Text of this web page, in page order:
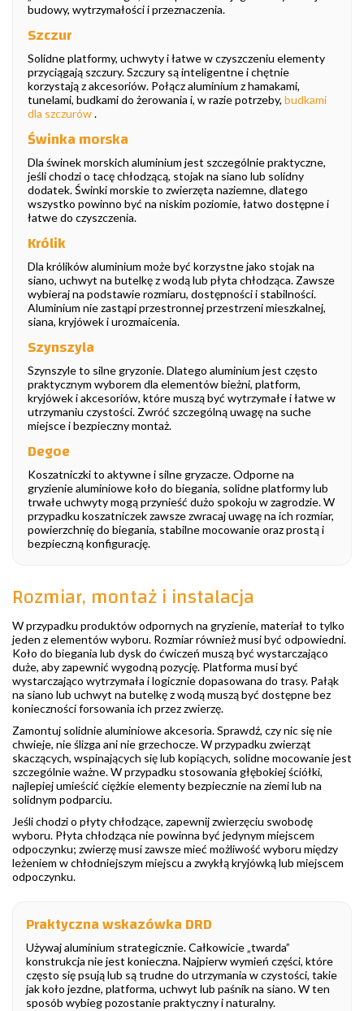
budowy, wytrzymałości i przeznaczenia.
Szczur
Solidne platformy, uchwyty i łatwe w czyszczeniu elementy
przyciągają szczury. Szczury są inteligentne i chętnie
korzystają z akcesoriów. Połącz aluminium z hamakami,
tunelami, budkami do żerowania i, w razie potrzeby, budkami
dla szczurów.
Świnka morska
Dla świnek morskich aluminium jest szczególnie praktyczne,
jeśli chodzi o tacę chłodzącą, stojak na siano lub solidny
dodatek. Świnki morskie to zwierzęta naziemne, dlatego
wszystko powinno być na niskim poziomie, łatwo dostępne i
łatwe do czyszczenia.
Królik
Dla królików aluminium może być korzystne jako stojak na
siano, uchwyt na butelkę z wodą lub płyta chłodząca. Zawsze
wybieraj na podstawie rozmiaru, dostępności i stabilności.
Aluminium nie zastąpi przestronnej przestrzeni mieszkalnej,
siana, kryjówek i urozmaicenia.
Szynszyla
Szynszyle to silne gryzonie. Dlatego aluminium jest często
praktycznym wyborem dla elementów bieżni, platform,
kryjówek i akcesoriów, które muszą być wytrzymałe i łatwe w
utrzymaniu czystości. Zwróć szczególną uwagę na suche
miejsce i bezpieczny montaż.
Degoe
Koszatniczki to aktywne i silne gryzacze. Odporne na
gryzienie aluminiowe koło do biegania, solidne platformy lub
trwałe uchwyty mogą przynieść dużo spokoju w zagrodzie. W
przypadku koszatniczek zawsze zwracaj uwagę na ich rozmiar,
powierzchnię do biegania, stabilne mocowanie oraz prostą i
bezpieczną konfigurację.
Rozmiar, montaż i instalacja
W przypadku produktów odpornych na gryzienie, materiał to tylko
jeden z elementów wyboru. Rozmiar również musi być odpowiedni.
Koło do biegania lub dysk do ćwiczeń muszą być wystarczająco
duże, aby zapewnić wygodną pozycję. Platforma musi być
wystarczająco wytrzymała i logicznie dopasowana do trasy. Pałąk
na siano lub uchwyt na butelkę z wodą muszą być dostępne bez
konieczności forsowania ich przez zwierzę.
Zamontuj solidnie aluminiowe akcesoria. Sprawdź, czy nic się nie
chwieje, nie ślizga ani nie grzechocze. W przypadku zwierząt
skaczących, wspinających się lub kopiących, solidne mocowanie jest
szczególnie ważne. W przypadku stosowania głębokiej ściółki,
najlepiej umieścić ciężkie elementy bezpiecznie na ziemi lub na
solidnym podparciu.
Jeśli chodzi o płyty chłodzące, zapewnij zwierzęciu swobodę
wyboru. Płyta chłodząca nie powinna być jedynym miejscem
odpoczynku; zwierzę musi zawsze mieć możliwość wyboru między
leżeniem w chłodniejszym miejscu a zwykłą kryjówką lub miejscem
odpoczynku.
Praktyczna wskazówka DRD
Używaj aluminium strategicznie. Całkowicie „twarda”
konstrukcja nie jest konieczna. Najpierw wymień części, które
często się psują lub są trudne do utrzymania w czystości, takie
jak koło jezdne, platforma, uchwyt lub paśnik na siano. W ten
sposób wybieg pozostanie praktyczny i naturalny.